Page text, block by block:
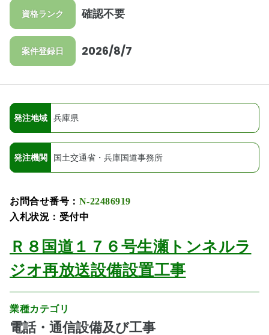
資格ランク 確認不要
案件登録日 2026/8/7
発注地域 兵庫県
発注機関 国土交通省・兵庫国道事務所
お問合せ番号： N-22486919
入札状況：受付中
Ｒ８国道１７６号生瀬トンネルラ
ジオ再放送設備設置工事
業種カテゴリ
電話・通信設備及び工事